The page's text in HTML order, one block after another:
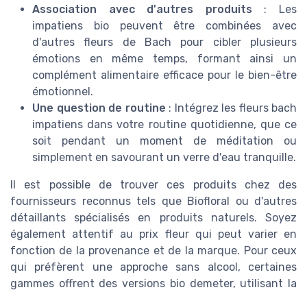
Association avec d'autres produits : Les
impatiens bio peuvent être combinées avec
d'autres fleurs de Bach pour cibler plusieurs
émotions en même temps, formant ainsi un
complément alimentaire efficace pour le bien-être
émotionnel.
Une question de routine : Intégrez les fleurs bach
impatiens dans votre routine quotidienne, que ce
soit pendant un moment de méditation ou
simplement en savourant un verre d'eau tranquille.
Il est possible de trouver ces produits chez des
fournisseurs reconnus tels que Biofloral ou d'autres
détaillants spécialisés en produits naturels. Soyez
également attentif au prix fleur qui peut varier en
fonction de la provenance et de la marque. Pour ceux
qui préfèrent une approche sans alcool, certaines
gammes offrent des versions bio demeter, utilisant la